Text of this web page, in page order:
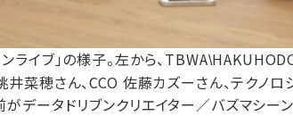
ライブ」の様子。左から、TBWA\
菜穂さん、CCO 佐藤カズーさん、テクノ
がデータドリブンクリエイター／バズマシー